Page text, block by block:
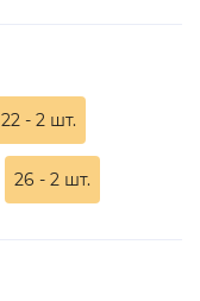
22 - 2 шт.
26 - 2 шт.